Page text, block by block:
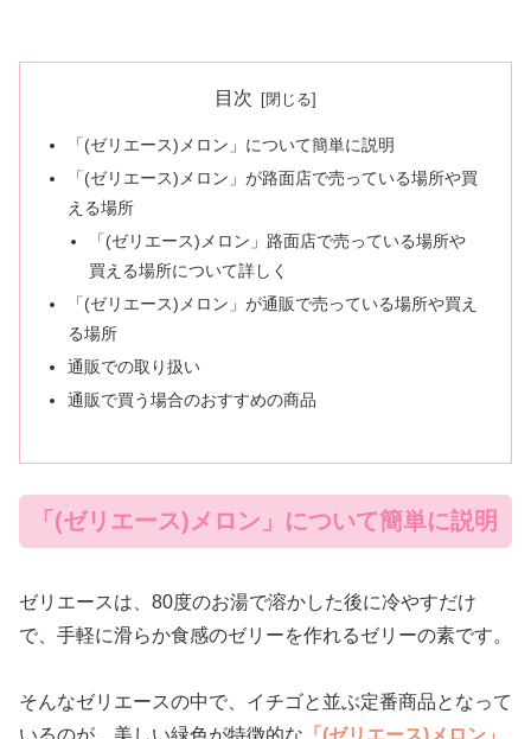
目次
「(ゼリエース)メロン」について簡単に説明
「(ゼリエース)メロン」が路面店で売っている場所や買
える場所
「(ゼリエース)メロン」路面店で売っている場所や
買える場所について詳しく
「(ゼリエース)メロン」が通販で売っている場所や買え
る場所
通販での取り扱い
通販で買う場合のおすすめの商品
「(ゼリエース)メロン」について簡単に説明
ゼリエースは、80度のお湯で溶かした後に冷やすだけ
で、手軽に滑らか食感のゼリーを作れるゼリーの素です。
そんなゼリエースの中で、イチゴと並ぶ定番商品となって